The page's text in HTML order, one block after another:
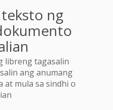
ng
libreng tagasalin
ang anumang
mula sa sindhi o